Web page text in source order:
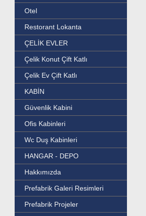
Otel
Restorant Lokanta
ÇELİK EVLER
Çelik Konut Çift Katlı
Çelik Ev Çift Katlı
KABİN
Güvenlik Kabini
Ofis Kabinleri
Wc Duş Kabinleri
HANGAR - DEPO
Hakkımızda
Prefabrik Galeri Resimleri
Prefabrik Projeler